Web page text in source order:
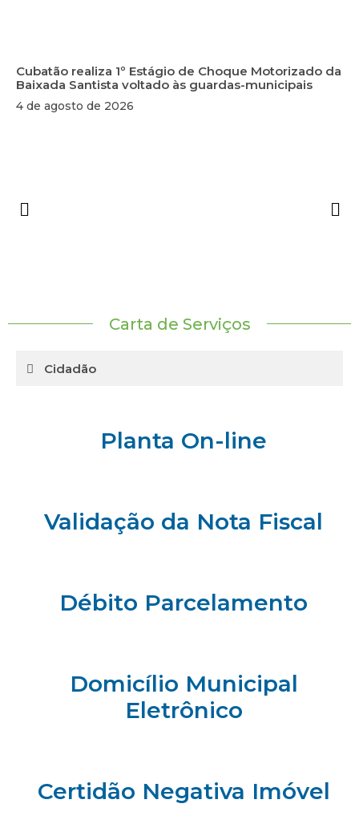
Cubatão realiza 1º Estágio de Choque Motorizado da
Baixada Santista voltado às guardas-municipais
4 de agosto de 2026
Carta de Serviços
Cidadão
Planta On-line
Validação da Nota Fiscal
Débito Parcelamento
Domicílio Municipal
Eletrônico
Certidão Negativa Imóvel